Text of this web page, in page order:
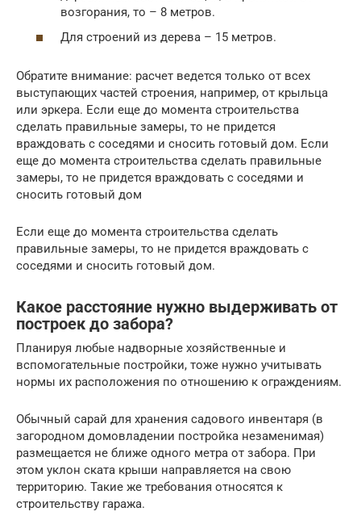
возгорания, то – 8 метров.
Для строений из дерева – 15 метров.
Обратите внимание: расчет ведется только от всех
выступающих частей строения, например, от крыльца
или эркера. Если еще до момента строительства
сделать правильные замеры, то не придется
враждовать с соседями и сносить готовый дом. Если
еще до момента строительства сделать правильные
замеры, то не придется враждовать с соседями и
сносить готовый дом
Если еще до момента строительства сделать
правильные замеры, то не придется враждовать с
соседями и сносить готовый дом.
Какое расстояние нужно выдерживать от
построек до забора?
Планируя любые надворные хозяйственные и
вспомогательные постройки, тоже нужно учитывать
нормы их расположения по отношению к ограждениям.
Обычный сарай для хранения садового инвентаря (в
загородном домовладении постройка незаменимая)
размещается не ближе одного метра от забора. При
этом уклон ската крыши направляется на свою
территорию. Такие же требования относятся к
строительству гаража.